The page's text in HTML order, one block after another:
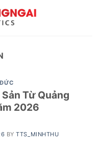
Từ Quảng
2026
BYTTS_MINHTHU